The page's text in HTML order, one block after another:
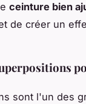
ceinture bien
de créer un
sont l'un des